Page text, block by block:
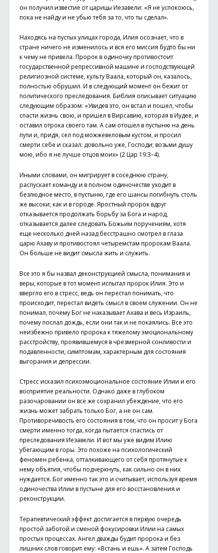
он получил известие от царицы Иезавели: «Я не успокоюсь,
пока не найду и не убью тебя за то, что ты сделал».
Находясь на пустых улицах города, Илия осознает, что в
стране ничего не изменилось и вся его миссия будто бы ни
к чему не привела. Пророк в одиночку противостоит
государственной репрессивной машине и господствующей
религиозной системе, культу Ваала, который он, казалось,
полностью обрушил. И в следующий момент он бежит от
политического преследования. Библия описывает ситуацию
следующим образом: «Увидев это, он встал и пошел, чтобы
спасти жизнь свою, и пришел в Вирсавию, которая в Иудее, и
оставил отрока своего там. А сам отошел в пустыню на день
пути и, придя, сел под можжевеловым кустом, и просил
смерти себе и сказал: довольно уже, Господи; возьми душу
мою, ибо я не лучше отцов моих» (2 Цар 19:3–4).
Иными словами, он мигрирует в соседнюю страну,
распускает команду и в полном одиночестве уходит в
безлюдное место, в пустыню, где его шансы погибнуть столь
же высоки, как и в городе. Яростный пророк вдруг
отказывается продолжать борьбу за Бога и народ,
отказывается далее следовать Божьим поручениям, хотя
еще несколько дней назад бесстрашно смотрел в глаза
царю Ахаву и противостоял четыремстам пророкам Ваала.
Он больше не видит смысла жить и служить.
Все это я бы назвал деконструкцией смысла, понимания и
веры, которые в тот момент испытал пророк Илия. Это и
вверг­ло его в стресс, ведь он перестал понимать, что
происходит, перестал видеть смысл в своем служении. Он не
понимал, почему Бог не наказывает Ахава и весь Израиль,
почему послал дождь, если они так и не покаялись. Все это
неизбежно привело пророка к тяжелому эмоциональному
расстройству, проявившемуся в чрезмерной сонливости и
подавленности, симптомам, характерным для состояния
выгорания и депрессии.
Стресс исказил психоэмоциональное состояние Илии и его
восприятие реальности. Однако даже в глубоком
разочаровании он все же сохранил убеждение, что его
жизнь может забрать только Бог, а не он сам.
Противоречивость его состояния в том, что он просит у Бога
смерти именно тогда, когда пытается спастись от
преследования Иезавели. И вот мы уже видим Илию
убегающим в горы. Это похоже на психологический
феномен ребенка, отталкивающего от себя протянутые к
нему объятия, чтобы подчеркнуть, как сильно он в них
нуждается. Бог именно так это и считывает, используя время
одиночества Илии в пустыне для его восстановления и
реконструкции.
Терапевтический эффект достигается в первую очередь
простой заботой и сменой фокусировки Илии на самых
простых процессах. Ангел дважды будит пророка и без
лишних слов говорит ему: «Встань и ешь». А затем Господь